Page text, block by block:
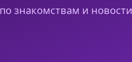
знакомствам и новости